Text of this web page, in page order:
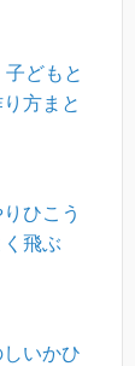
子どもと
方まと
ひこう
飛ぶ
いかひ